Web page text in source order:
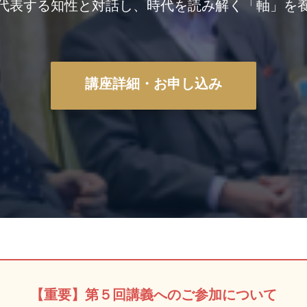
表する知性と対話し、時代を読み解く「軸」を
講座詳細・お申し込み
【重要】第５回講義へのご参加について